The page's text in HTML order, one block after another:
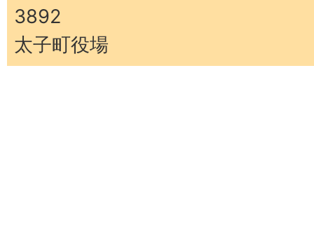
3892
太子町役場